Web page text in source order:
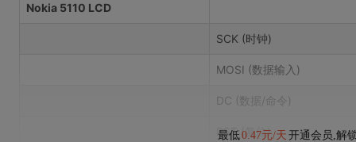
Nokia 5110 LCD
SCK (时钟)
MOSI (数据输入)
DC (数据/命令)
RST (复位)
最低0.47元/天 开通会员,解